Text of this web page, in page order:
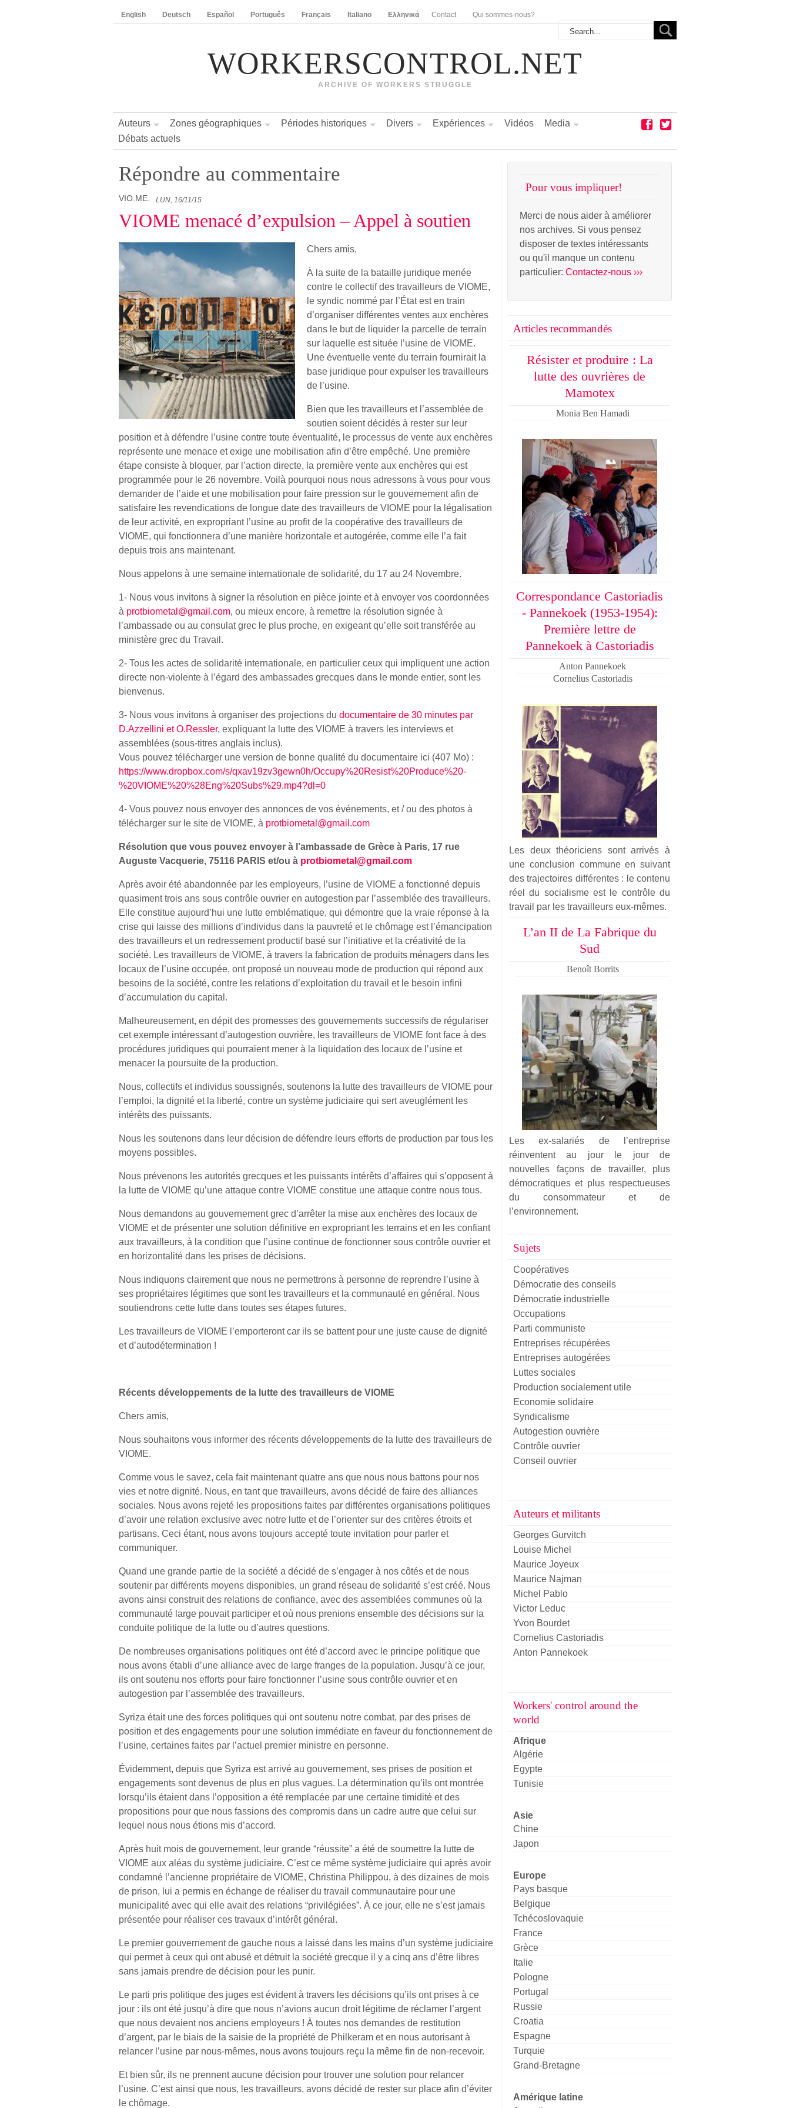
English Deutsch Español Português Français Italiano Ελληνικά Contact Qui sommes-nous?
WORKERSCONTROL.NET
ARCHIVE OF WORKERS STRUGGLE
Auteurs Zones géographiques Périodes historiques Divers Expériences Vidéos
Media
Débats actuels
Répondre au commentaire
VIO.ME. LUN, 16/11/15
VIOME menacé d’expulsion – Appel à soutien
Chers amis,
À la suite de la bataille juridique menée
contre le collectif des travailleurs de VIOME,
le syndic nommé par l’État est en train
d’organiser différentes ventes aux enchères
dans le but de liquider la parcelle de terrain
sur laquelle est située l’usine de VIOME.
Une éventuelle vente du terrain fournirait la
base juridique pour expulser les travailleurs
de l’usine.
Bien que les travailleurs et l’assemblée de
soutien soient décidés à rester sur leur
position et à défendre l’usine contre toute éventualité, le processus de vente aux enchères
représente une menace et exige une mobilisation afin d’être empêché. Une première
étape consiste à bloquer, par l’action directe, la première vente aux enchères qui est
programmée pour le 26 novembre. Voilà pourquoi nous nous adressons à vous pour vous
demander de l’aide et une mobilisation pour faire pression sur le gouvernement afin de
satisfaire les revendications de longue date des travailleurs de VIOME pour la légalisation
de leur activité, en expropriant l’usine au profit de la coopérative des travailleurs de
VIOME, qui fonctionnera d’une manière horizontale et autogérée, comme elle l’a fait
depuis trois ans maintenant.
Nous appelons à une semaine internationale de solidarité, du 17 au 24 Novembre.
1- Nous vous invitons à signer la résolution en pièce jointe et à envoyer vos coordonnées
à protbiometal@gmail.com, ou mieux encore, à remettre la résolution signée à
l’ambassade ou au consulat grec le plus proche, en exigeant qu’elle soit transférée au
ministère grec du Travail.
2- Tous les actes de solidarité internationale, en particulier ceux qui impliquent une action
directe non-violente à l’égard des ambassades grecques dans le monde entier, sont les
bienvenus.
3- Nous vous invitons à organiser des projections du documentaire de 30 minutes par
D.Azzellini et O.Ressler, expliquant la lutte des VIOME à travers les interviews et
assemblées (sous-titres anglais inclus).
Vous pouvez télécharger une version de bonne qualité du documentaire ici (407 Mo) :
https://www.dropbox.com/s/qxav19zv3gewn0h/Occupy%20Resist%20Produce%20-
%20VIOME%20%28Eng%20Subs%29.mp4?dl=0
4- Vous pouvez nous envoyer des annonces de vos événements, et / ou des photos à
télécharger sur le site de VIOME, à protbiometal@gmail.com
Résolution que vous pouvez envoyer à l’ambassade de Grèce à Paris, 17 rue
Auguste Vacquerie, 75116 PARIS et/ou à protbiometal@gmail.com
Après avoir été abandonnée par les employeurs, l’usine de VIOME a fonctionné depuis
quasiment trois ans sous contrôle ouvrier en autogestion par l’assemblée des travailleurs.
Elle constitue aujourd’hui une lutte emblématique, qui démontre que la vraie réponse à la
crise qui laisse des millions d’individus dans la pauvreté et le chômage est l’émancipation
des travailleurs et un redressement productif basé sur l’initiative et la créativité de la
société. Les travailleurs de VIOME, à travers la fabrication de produits ménagers dans les
locaux de l’usine occupée, ont proposé un nouveau mode de production qui répond aux
besoins de la société, contre les relations d’exploitation du travail et le besoin infini
d’accumulation du capital.
Malheureusement, en dépit des promesses des gouvernements successifs de régulariser
cet exemple intéressant d’autogestion ouvrière, les travailleurs de VIOME font face à des
procédures juridiques qui pourraient mener à la liquidation des locaux de l’usine et
menacer la poursuite de la production.
Nous, collectifs et individus soussignés, soutenons la lutte des travailleurs de VIOME pour
l’emploi, la dignité et la liberté, contre un système judiciaire qui sert aveuglément les
intérêts des puissants.
Nous les soutenons dans leur décision de défendre leurs efforts de production par tous les
moyens possibles.
Nous prévenons les autorités grecques et les puissants intérêts d’affaires qui s’opposent à
la lutte de VIOME qu’une attaque contre VIOME constitue une attaque contre nous tous.
Nous demandons au gouvernement grec d’arrêter la mise aux enchères des locaux de
VIOME et de présenter une solution définitive en expropriant les terrains et en les confiant
aux travailleurs, à la condition que l’usine continue de fonctionner sous contrôle ouvrier et
en horizontalité dans les prises de décisions.
Nous indiquons clairement que nous ne permettrons à personne de reprendre l’usine à
ses propriétaires légitimes que sont les travailleurs et la communauté en général. Nous
soutiendrons cette lutte dans toutes ses étapes futures.
Les travailleurs de VIOME l’emporteront car ils se battent pour une juste cause de dignité
et d’autodétermination !
Récents développements de la lutte des travailleurs de VIOME
Chers amis,
Nous souhaitons vous informer des récents développements de la lutte des travailleurs de
VIOME.
Comme vous le savez, cela fait maintenant quatre ans que nous nous battons pour nos
vies et notre dignité. Nous, en tant que travailleurs, avons décidé de faire des alliances
sociales. Nous avons rejeté les propositions faites par différentes organisations politiques
d’avoir une relation exclusive avec notre lutte et de l’orienter sur des critères étroits et
partisans. Ceci étant, nous avons toujours accepté toute invitation pour parler et
communiquer.
Quand une grande partie de la société a décidé de s’engager à nos côtés et de nous
soutenir par différents moyens disponibles, un grand réseau de solidarité s’est créé. Nous
avons ainsi construit des relations de confiance, avec des assemblées communes où la
communauté large pouvait participer et où nous prenions ensemble des décisions sur la
conduite politique de la lutte ou d’autres questions.
De nombreuses organisations politiques ont été d’accord avec le principe politique que
nous avons établi d’une alliance avec de large franges de la population. Jusqu’à ce jour,
ils ont soutenu nos efforts pour faire fonctionner l’usine sous contrôle ouvrier et en
autogestion par l’assemblée des travailleurs.
Syriza était une des forces politiques qui ont soutenu notre combat, par des prises de
position et des engagements pour une solution immédiate en faveur du fonctionnement de
l’usine, certaines faites par l’actuel premier ministre en personne.
Évidemment, depuis que Syriza est arrivé au gouvernement, ses prises de position et
engagements sont devenus de plus en plus vagues. La détermination qu’ils ont montrée
lorsqu’ils étaient dans l’opposition a été remplacée par une certaine timidité et des
propositions pour que nous fassions des compromis dans un cadre autre que celui sur
lequel nous nous étions mis d’accord.
Après huit mois de gouvernement, leur grande “réussite” a été de soumettre la lutte de
VIOME aux aléas du système judiciaire. C’est ce même système judiciaire qui après avoir
condamné l’ancienne propriétaire de VIOME, Christina Philippou, à des dizaines de mois
de prison, lui a permis en échange de réaliser du travail communautaire pour une
municipalité avec qui elle avait des relations “privilégiées”. À ce jour, elle ne s’est jamais
présentée pour réaliser ces travaux d’intérêt général.
Le premier gouvernement de gauche nous a laissé dans les mains d’un système judiciaire
qui permet à ceux qui ont abusé et détruit la société grecque il y a cinq ans d’être libres
sans jamais prendre de décision pour les punir.
Le parti pris politique des juges est évident à travers les décisions qu’ils ont prises à ce
jour : ils ont été jusqu’à dire que nous n’avions aucun droit légitime de réclamer l’argent
que nous devaient nos anciens employeurs ! À toutes nos demandes de restitution
d’argent, par le biais de la saisie de la propriété de Philkeram et en nous autorisant à
relancer l’usine par nous-mêmes, nous avons toujours reçu la même fin de non-recevoir.
Et bien sûr, ils ne prennent aucune décision pour trouver une solution pour relancer
l’usine. C’est ainsi que nous, les travailleurs, avons décidé de rester sur place afin d’éviter
le chômage.
Pour vous impliquer!
Merci de nous aider à améliorer
nos archives. Si vous pensez
disposer de textes intéressants
ou qu'il manque un contenu
particulier: Contactez-nous ›››
Articles recommandés
Résister et produire : La
lutte des ouvrières de
Mamotex
Monia Ben Hamadi
Correspondance Castoriadis
- Pannekoek (1953-1954):
Première lettre de
Pannekoek à Castoriadis
Anton Pannekoek
Cornelius Castoriadis
Les deux théoriciens sont arrivés à
une conclusion commune en suivant
des trajectoires différentes : le contenu
réel du socialisme est le contrôle du
travail par les travailleurs eux-mêmes.
L’an II de La Fabrique du
Sud
Benoît Borrits
Les ex-salariés de l’entreprise
réinventent au jour le jour de
nouvelles façons de travailler, plus
démocratiques et plus respectueuses
du consommateur et de
l’environnement.
Sujets
Coopératives
Démocratie des conseils
Démocratie industrielle
Occupations
Parti communiste
Entreprises récupérées
Entreprises autogérées
Luttes sociales
Production socialement utile
Economie solidaire
Syndicalisme
Autogestion ouvrière
Contrôle ouvrier
Conseil ouvrier
Auteurs et militants
Georges Gurvitch
Louise Michel
Maurice Joyeux
Maurice Najman
Michel Pablo
Victor Leduc
Yvon Bourdet
Cornelius Castoriadis
Anton Pannekoek
Workers' control around the
world
Afrique
Algérie
Egypte
Tunisie
Asie
Chine
Japon
Europe
Pays basque
Belgique
Tchécoslovaquie
France
Grèce
Italie
Pologne
Portugal
Russie
Croatia
Espagne
Turquie
Grand-Bretagne
Amérique latine